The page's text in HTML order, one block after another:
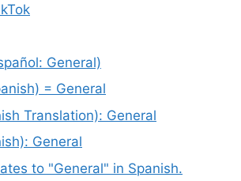
General)
= General
Translation): General
General
to "General" in Spanish.